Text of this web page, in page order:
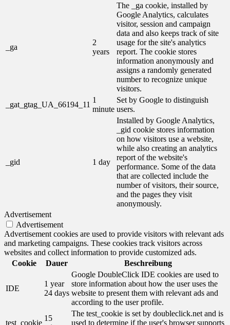
_ga
2
years
The _ga cookie, installed by
Google Analytics, calculates
visitor, session and campaign
data and also keeps track of site
usage for the site's analytics
report. The cookie stores
information anonymously and
assigns a randomly generated
number to recognize unique
visitors.
_gat_gtag_UA_66194_11
1
minute
Set by Google to distinguish
users.
_gid 1 day
Installed by Google Analytics,
_gid cookie stores information
on how visitors use a website,
while also creating an analytics
report of the website's
performance. Some of the data
that are collected include the
number of visitors, their source,
and the pages they visit
anonymously.
Advertisement
Advertisement
Advertisement cookies are used to provide visitors with relevant ads
and marketing campaigns. These cookies track visitors across
websites and collect information to provide customized ads.
Cookie
Dauer Beschreibung
IDE
1 year
24 days
Google DoubleClick IDE cookies are used to
store information about how the user uses the
website to present them with relevant ads and
according to the user profile.
test_cookie
15
The test_cookie is set by doubleclick.net and is
used to determine if the user's browser supports